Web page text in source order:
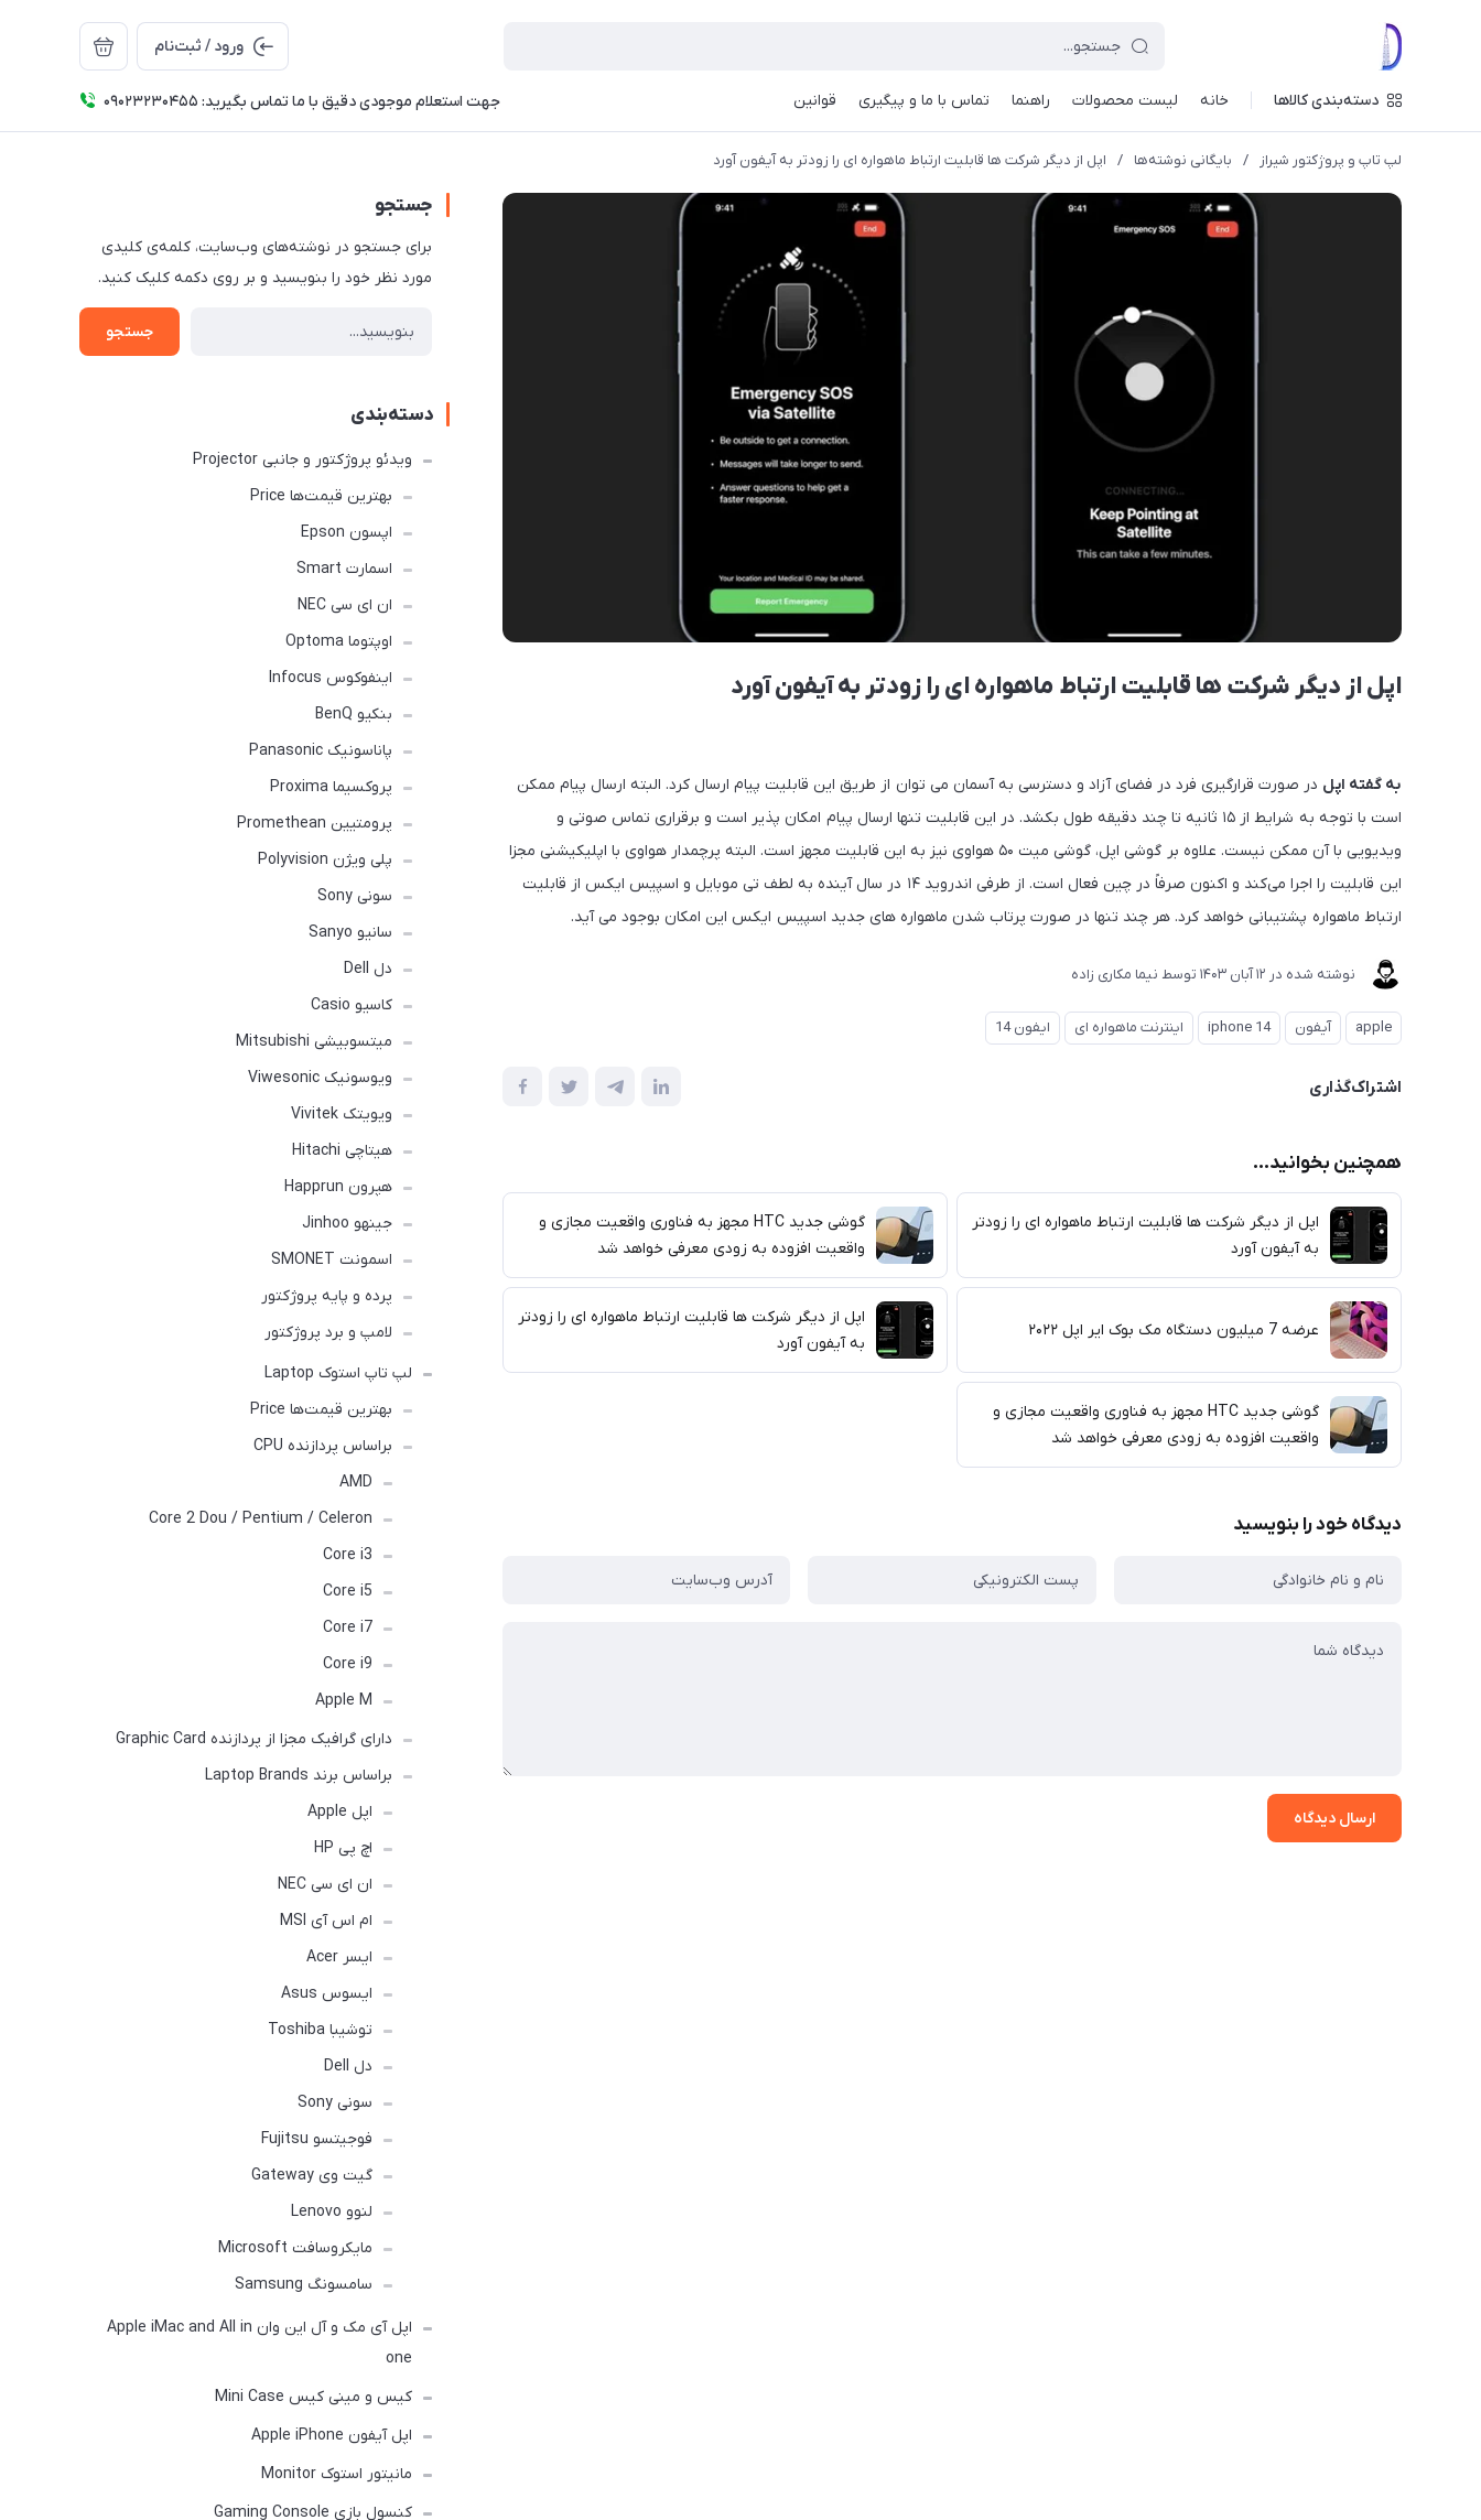
ورود / ثبت‌نام
دسته‌بندی کالاها خانه لیست محصولات راهنما تماس با ما و پیگیری قوانین جهت استعلام موجودی دقیق با ما تماس بگیرید: 09023230455
لپ تاپ و پروژکتور شیراز / بایگانی نوشته‌ها / اپل از دیگر شرکت ها قابلیت ارتباط ماهواره ای را زودتر به آیفون آورد
اپل از دیگر شرکت ها قابلیت ارتباط ماهواره ای را زودتر به آیفون آورد
به گفته اپل در صورت قرارگیری فرد در فضای آزاد و دسترسی به آسمان می توان از طریق این قابلیت پیام ارسال کرد. البته ارسال پیام ممکن
است با توجه به شرایط از ۱۵ ثانیه تا چند دقیقه طول بکشد. در این قابلیت تنها ارسال پیام امکان پذیر است و برقراری تماس صوتی و
ویدیویی با آن ممکن نیست. علاوه بر گوشی اپل، گوشی میت ۵۰ هواوی نیز به این قابلیت مجهز است. البته پرچمدار هواوی با اپلیکیشنی مجزا
این قابلیت را اجرا می‌کند و اکنون صرفاً در چین فعال است. از طرفی اندروید ۱۴ در سال آینده به لطف تی موبایل و اسپیس ایکس از قابلیت
ارتباط ماهواره پشتیبانی خواهد کرد. هر چند تنها در صورت پرتاب شدن ماهواره های جدید اسپیس ایکس این امکان بوجود می آید.
نوشته شده در 12 آبان 1403 توسط نیما مکاری زاده
apple آیفون iphone 14 اینترنت ماهواره ای ایفون 14
اشتراک‌گذاری
همچنین بخوانید...
اپل از دیگر شرکت ها قابلیت ارتباط ماهواره ای را زودتر
به آیفون آورد
گوشی جدید HTC مجهز به فناوری واقعیت مجازی و
واقعیت افزوده به زودی معرفی خواهد شد
عرضه 7 میلیون دستگاه مک بوک ایر اپل ۲۰۲۲
اپل از دیگر شرکت ها قابلیت ارتباط ماهواره ای را زودتر
به آیفون آورد
گوشی جدید HTC مجهز به فناوری واقعیت مجازی و
واقعیت افزوده به زودی معرفی خواهد شد
دیدگاه خود را بنویسید
ارسال دیدگاه
جستجو
برای جستجو در نوشته‌های وب‌سایت، کلمه‌ی کلیدی
مورد نظر خود را بنویسید و بر روی دکمه کلیک کنید.
جستجو
دسته‌بندی
ویدئو پروژکتور و جانبی Projector
بهترین قیمت‌ها Price
اپسون Epson
اسمارت Smart
ان ای سی NEC
اوپتوما Optoma
اینفوکوس Infocus
بنکیو BenQ
پاناسونیک Panasonic
پروکسیما Proxima
پرومتیین Promethean
پلی ویژن Polyvision
سونی Sony
سانیو Sanyo
دل Dell
کاسیو Casio
میتسوبیشی Mitsubishi
ویوسونیک Viwesonic
ویویتک Vivitek
هیتاچی Hitachi
هپرون Happrun
جینهو Jinhoo
اسمونت SMONET
پرده و پایه پروژکتور
لامپ و برد پروژکتور
لپ تاپ استوک Laptop
بهترین قیمت‌ها Price
براساس پردازنده CPU
AMD
Core 2 Dou / Pentium / Celeron
Core i3
Core i5
Core i7
Core i9
Apple M
دارای گرافیک مجزا از پردازنده Graphic Card
براساس برند Laptop Brands
اپل Apple
اچ پی HP
ان ای سی NEC
ام اس آی MSI
ایسر Acer
ایسوس Asus
توشیبا Toshiba
دل Dell
سونی Sony
فوجیتسو Fujitsu
گیت وی Gateway
لنوو Lenovo
مایکروسافت Microsoft
سامسونگ Samsung
اپل آی مک و آل این وان Apple iMac and All in
one
کیس و مینی کیس Mini Case
اپل آیفون Apple iPhone
مانیتور استوک Monitor
کنسول بازی Gaming Console